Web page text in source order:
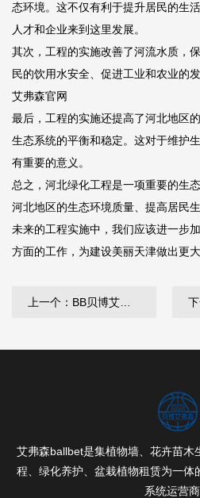
态环境。这不仅有利于提升居民的生
人才和企业来到这里发展。
其次，工程的实施改善了河流水质，
民的饮用水安全、促进工业和农业的
艾弗森官网
最后，工程的实施还提高了河北地区
生态系统的平衡和稳定。这对于维护
有重要的意义。
总之，河北绿化工程是一项重要的生
河北地区的生态环境质量、提高居民
未来的工程实施中，我们应该进一步
方面的工作，为建设美丽天津做出更大
艾弗森ballbet是集植物墙、花卉苗木
程、绿化养护、盆栽植物租赁为一体
系统运营商